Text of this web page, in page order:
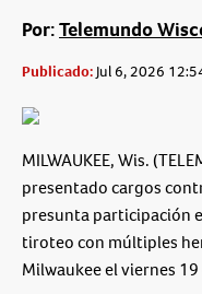
Por:Telemundo
Publicado:Jul 6, 2026
MILWAUKEE, Wis.
presentado cargos
presunta participación
tiroteo con múltiples
Milwaukee el viernes